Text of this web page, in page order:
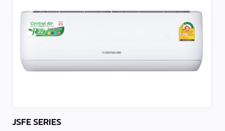
JSFE SERIES